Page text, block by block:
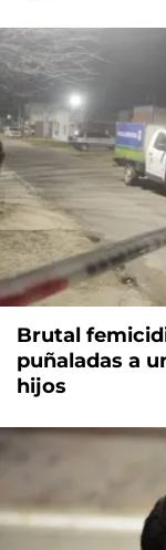
Brutal
puñaladas a
hijos